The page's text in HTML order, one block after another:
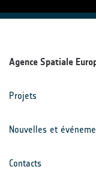
Agence Spatiale
Projets
Nouvelles et
Contacts